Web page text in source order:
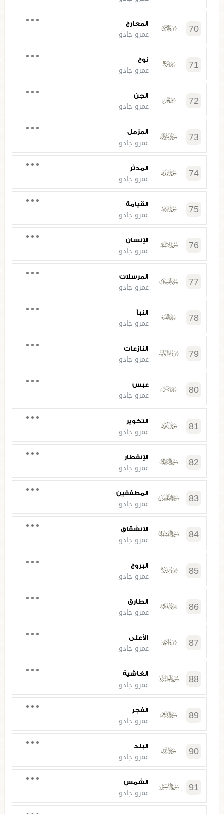
70 المعارج
عمرو جادو
71 نوح
عمرو جادو
72 الجن
عمرو جادو
73 المزمل
عمرو جادو
74 المدثر
عمرو جادو
75 القيامة
عمرو جادو
76 الإنسان
عمرو جادو
77 المرسلات
عمرو جادو
78 النبأ
عمرو جادو
79 النازعات
عمرو جادو
80 عبس
عمرو جادو
81 التكوير
عمرو جادو
82 الإنفطار
عمرو جادو
83 المطففين
عمرو جادو
84 الانشقاق
عمرو جادو
85 البروج
عمرو جادو
86 الطارق
عمرو جادو
87 الأعلى
عمرو جادو
88 الغاشية
عمرو جادو
89 الفجر
عمرو جادو
90 البلد
عمرو جادو
91 الشمس
عمرو جادو